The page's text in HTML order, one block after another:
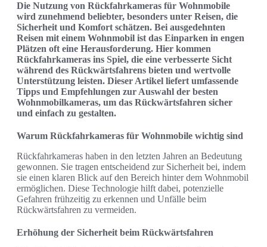
Die Nutzung von Rückfahrkameras für Wohnmobile
wird zunehmend beliebter, besonders unter Reisen, die
Sicherheit und Komfort schätzen. Bei ausgedehnten
Reisen mit einem Wohnmobil ist das Einparken in engen
Plätzen oft eine Herausforderung. Hier kommen
Rückfahrkameras ins Spiel, die eine verbesserte Sicht
während des Rückwärtsfahrens bieten und wertvolle
Unterstützung leisten. Dieser Artikel liefert umfassende
Tipps und Empfehlungen zur Auswahl der besten
Wohnmobilkameras, um das Rückwärtsfahren sicher
und einfach zu gestalten.
Warum Rückfahrkameras für Wohnmobile wichtig sind
Rückfahrkameras haben in den letzten Jahren an Bedeutung
gewonnen. Sie tragen entscheidend zur Sicherheit bei, indem
sie einen klaren Blick auf den Bereich hinter dem Wohnmobil
ermöglichen. Diese Technologie hilft dabei, potenzielle
Gefahren frühzeitig zu erkennen und Unfälle beim
Rückwärtsfahren zu vermeiden.
Erhöhung der Sicherheit beim Rückwärtsfahren